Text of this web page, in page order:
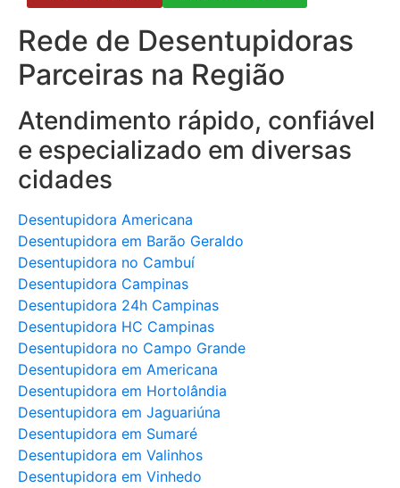
Rede de Desentupidoras
Parceiras na Região
Atendimento rápido, confiável
e especializado em diversas
cidades
Desentupidora Americana
Desentupidora em Barão Geraldo
Desentupidora no Cambuí
Desentupidora Campinas
Desentupidora 24h Campinas
Desentupidora HC Campinas
Desentupidora no Campo Grande
Desentupidora em Americana
Desentupidora em Hortolândia
Desentupidora em Jaguariúna
Desentupidora em Sumaré
Desentupidora em Valinhos
Desentupidora em Vinhedo